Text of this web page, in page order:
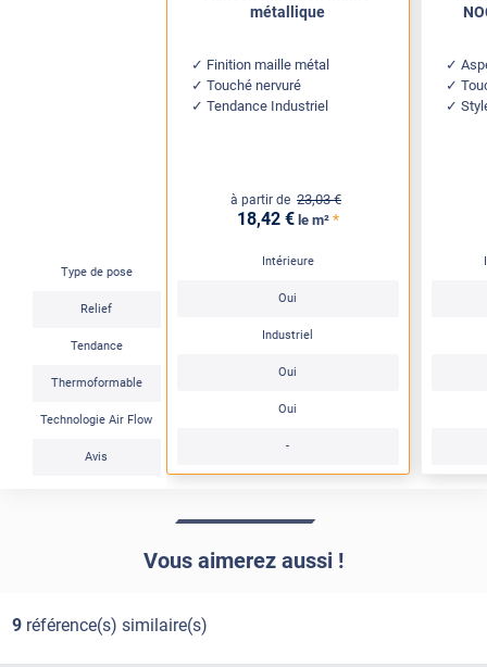
Type de pose
Relief
Tendance
Thermoformable
Technologie Air Flow
Avis
métallique
Finition maille métal
Touché nervuré
Tendance Industriel
à partir de 23,03 €
18,42 € le m² *
Intérieure
Oui
Industriel
Oui
Oui
-
Vous aimerez aussi !
9référence(s) similaire(s)